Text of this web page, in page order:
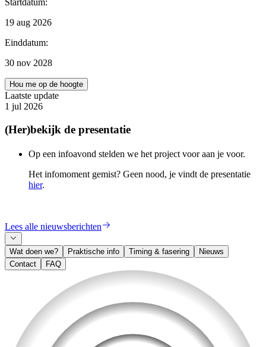
19 aug 2026
Einddatum:
30 nov 2028
Hou me op de hoogte
Laatste update
1 jul 2026
(Her)bekijk de presentatie
Op een infoavond stelden we het project voor aan je voor.
Het infomoment gemist? Geen nood, je vindt de presentatie
hier.
Lees alle nieuwsberichten
Wat doen we? Praktische info Timing & fasering
Nieuws
Contact
FAQ